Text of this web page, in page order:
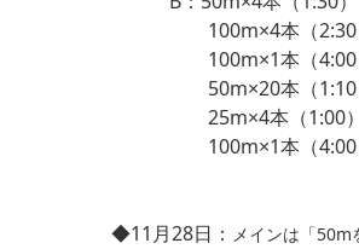
100m×4本（2:30）
100m×1本（4:00
50m×20本（1:10）
25m×4本（1:00）
100m×1本（4:00）
◆11月28日： メインは「50m